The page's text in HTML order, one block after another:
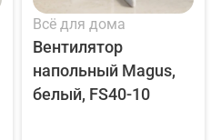
Всё для дома
Вентилятор
напольный Magus,
белый, FS40-10